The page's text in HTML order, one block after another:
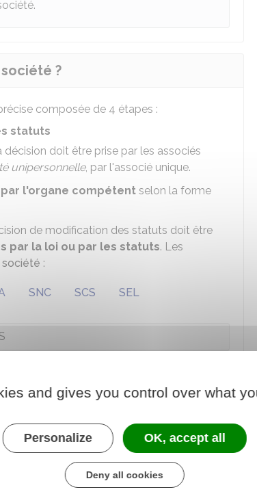
?
composée de 4 étapes :
statuts
doit être prise par les associés
unipersonnelle, par l'associé unique.
l'organe compétent selon la forme
de modification des statuts doit être
par la loi ou par les statuts. Les
:
SNC SCS SEL
diffèrent selon que la société est
and gives you control over what
Personalize OK, accept all
Deny all cookies